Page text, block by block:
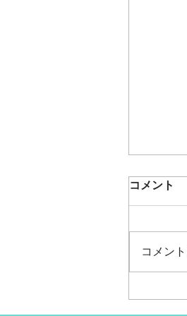
うめ
香林坊で
来た～
コメント
コメン